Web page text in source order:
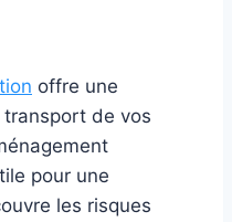
offre une
de vos
pour une
les risques